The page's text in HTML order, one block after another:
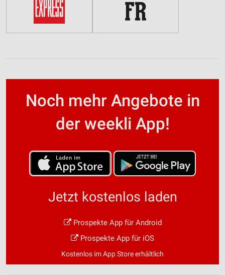
Noch mehr Angebote in
der weekli App!
Jetzt kostenlos laden
Prospekte App für Android
Prospekte App für iOS
Kostenlos im App Store erhältlich